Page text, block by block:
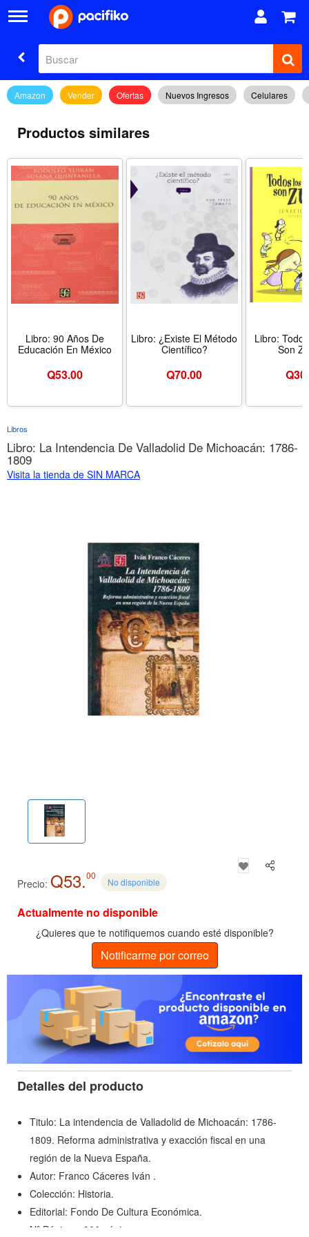
Amazon Vender Ofertas Nuevos Ingresos Celulares
Productos similares
Libro: 90 Años De
Educación En México
Q53.00
Libro: ¿Existe El Método
Científico?
Q70.00
Libro:
Son
Q
Libros
Libro: La Intendencia De Valladolid De Michoacán: 1786-
1809
Visita la tienda de SIN MARCA
Precio: Q53.00
No disponible
Actualmente no disponible
¿Quieres que te notifiquemos cuando esté disponible?
Notificarme por correo
Detalles del producto
Titulo: La intendencia de Valladolid de Michoacán: 1786-
1809. Reforma administrativa y exacción fiscal en una
región de la Nueva España.
Autor: Franco Cáceres Iván .
Colección: Historia.
Editorial: Fondo De Cultura Económica.
Nº Páginas: 306 páginas.